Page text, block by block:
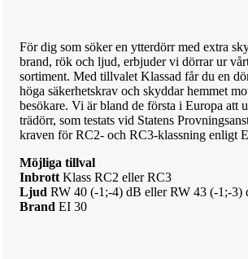
För dig som söker en ytterdörr med extra
brand, rök och ljud, erbjuder vi dörrar ur
sortiment. Med tillvalet Klassad får du en
höga säkerhetskrav och skyddar hemmet
besökare. Vi är bland de första i Europa att
trädörr, som testats vid Statens
kraven för RC2- och RC3-klassning enligt
Möjliga tillval
InbrottKlass RC2 eller RC3
Ljud RW 40 (-1;-4) dB eller RW 43 (-1;-3)
Brand EI 30